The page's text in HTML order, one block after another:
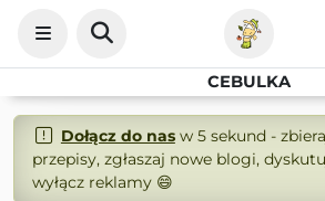
CEBULKA
Dołącz do nasw 5 sekund -
przepisy, zgłaszaj nowe blogi,
wyłącz reklamy 😄